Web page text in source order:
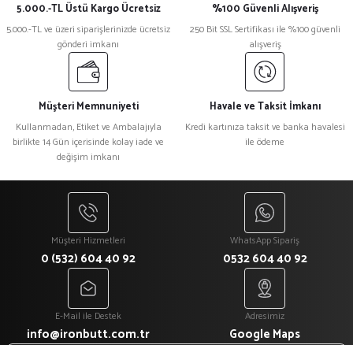
Ürün resmi kalitesiz, bozuk veya görüntülenemiyor.
Ürün açıklamasında eksik bilgiler bulunuyor.
Ürün bilgilerinde hatalar bulunuyor.
Ürün fiyatı diğer sitelerden daha pahalı.
Bu ürüne benzer farklı alternatifler olmalı.
5.000.-TL Üstü Kargo Ücretsiz
5.000.-TL ve üzeri siparişlerinizde ücretsiz
gönderi imkanı
%100 Güvenli Alışveriş
250 Bit SSL Sertifikası ile %100 güvenli
alışveriş
Müşteri Memnuniyeti
Kullanmadan, Etiket ve Ambalajıyla
birlikte 14 Gün içerisinde kolay iade ve
değişim imkanı
Havale ve Taksit İmkanı
Kredi kartınıza taksit ve banka havalesi
ile ödeme
Müşteri Hizmetleri
0 (532) 604 40 92
WhatsApp Sipariş
0532 604 40 92
E-Mail ile Destek
info@ironbutt.com.tr
Adresimiz
Google Maps